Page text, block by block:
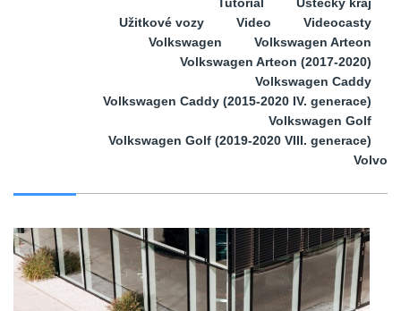
Užitkové vozy
Video
Videocasty
Volkswagen
Volkswagen Arteon
Volkswagen Arteon (2017-2020)
Volkswagen Caddy
Volkswagen Caddy (2015-2020 IV. generace)
Volkswagen Golf
Volkswagen Golf (2019-2020 VIII. generace)
Volvo